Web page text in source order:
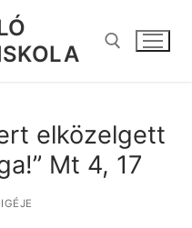
elközelgett
Mt 4, 17